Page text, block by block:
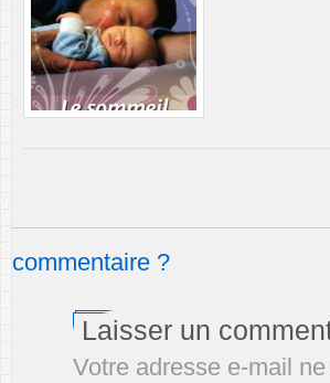
commentaire ?
Laisser un
Votre adresse e-mail